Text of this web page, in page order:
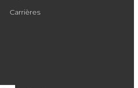
Carrières